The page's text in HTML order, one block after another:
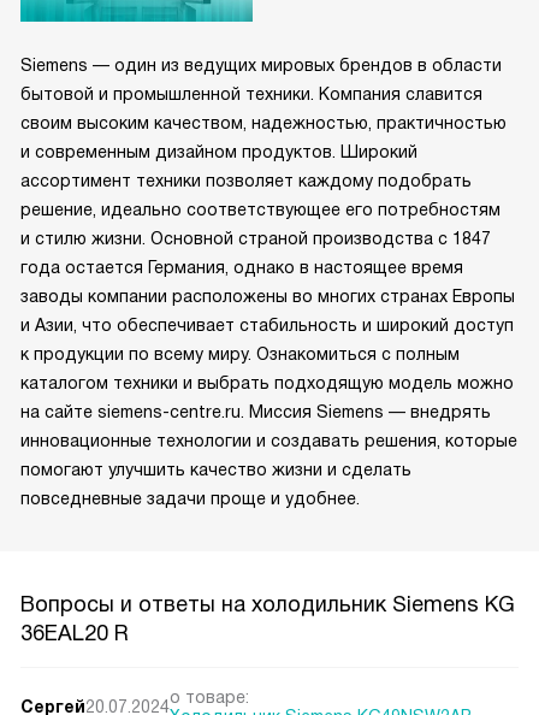
Siemens — один из ведущих мировых брендов в области
бытовой и промышленной техники. Компания славится
своим высоким качеством, надежностью, практичностью
и современным дизайном продуктов. Широкий
ассортимент техники позволяет каждому подобрать
решение, идеально соответствующее его потребностям
и стилю жизни. Основной страной производства с 1847
года остается Германия, однако в настоящее время
заводы компании расположены во многих странах Европы
и Азии, что обеспечивает стабильность и широкий доступ
к продукции по всему миру. Ознакомиться с полным
каталогом техники и выбрать подходящую модель можно
на сайте siemens-centre.ru. Миссия Siemens — внедрять
инновационные технологии и создавать решения, которые
помогают улучшить качество жизни и сделать
повседневные задачи проще и удобнее.
Вопросы и ответы на холодильник Siemens KG
36EAL20 R
Сергей20.07.2024о товаре: